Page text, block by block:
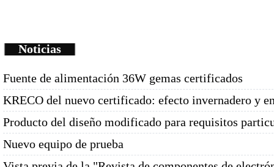
Noticias
Fuente de alimentación 36W gemas certificados
KRECO del nuevo certificado: efecto invernadero y
Producto del diseño modificado para requisitos
Nuevo equipo de prueba